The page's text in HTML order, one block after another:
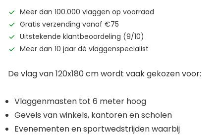
Meer dan 100.000 vlaggen op voorraad
Gratis verzending vanaf €75
Uitstekende klantbeoordeling (9/10)
Meer dan 10 jaar dé vlaggenspecialist
De vlag van 120x180 cm wordt vaak gekozen voor:
Vlaggenmasten tot 6 meter hoog
Gevels van winkels, kantoren en scholen
Evenementen en sportwedstrijden waarbij